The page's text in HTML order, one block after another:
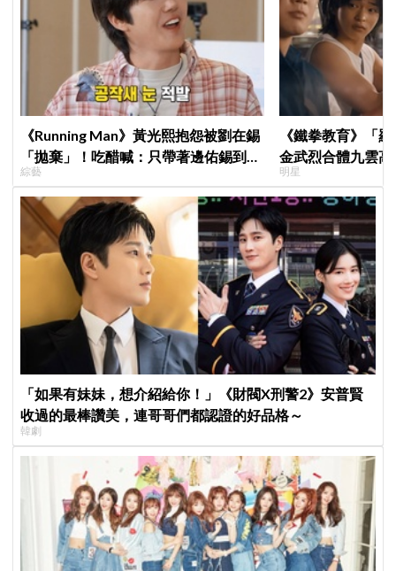
《Running Man》黃光熙抱怨被劉在錫
「拋棄」！吃醋喊：只帶著邊佑錫到處
跑
綜藝
《鐵拳教育》「
金武烈合體九雲
嚇壞反應笑翻劇
明星
「如果有妹妹，想介紹給你！」《財閥X刑警2》安普賢
收過的最棒讚美，連哥哥們都認證的好品格～
韓劇